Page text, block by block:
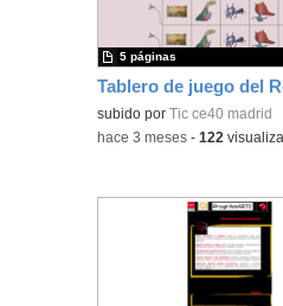
subido por Tic ce40 madrid
5 páginas
-hace 3 meses -122